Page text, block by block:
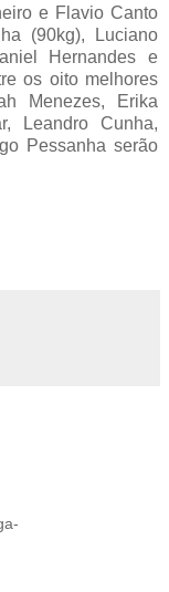
e Flavio Canto
(90kg), Luciano
Hernandes e
os oito melhores
Menezes, Erika
Leandro Cunha,
Pessanha serão